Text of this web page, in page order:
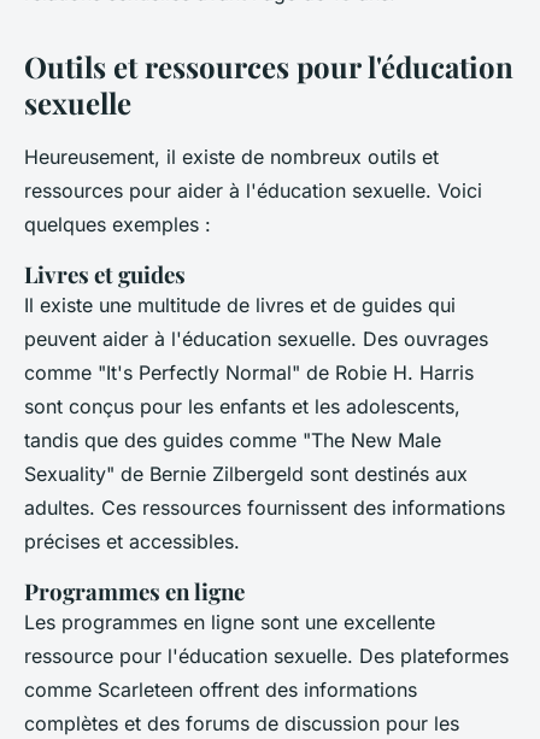
Outils et ressources pour l'éducation
sexuelle
Heureusement, il existe de nombreux outils et
ressources pour aider à l'éducation sexuelle. Voici
quelques exemples :
Livres et guides
Il existe une multitude de livres et de guides qui
peuvent aider à l'éducation sexuelle. Des ouvrages
comme "It's Perfectly Normal" de Robie H. Harris
sont conçus pour les enfants et les adolescents,
tandis que des guides comme "The New Male
Sexuality" de Bernie Zilbergeld sont destinés aux
adultes. Ces ressources fournissent des informations
précises et accessibles.
Programmes en ligne
Les programmes en ligne sont une excellente
ressource pour l'éducation sexuelle. Des plateformes
comme Scarleteen offrent des informations
complètes et des forums de discussion pour les